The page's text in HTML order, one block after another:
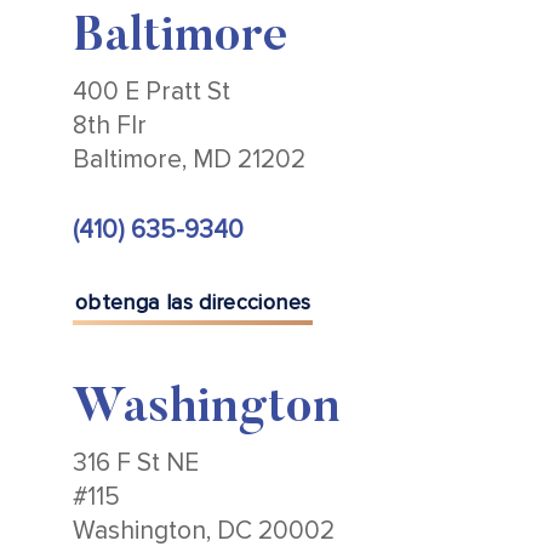
Baltimore
400 E Pratt St
8th Flr
Baltimore, MD 21202
(410) 635-9340
obtenga las direcciones
Washington
316 F St NE
#115
Washington, DC 20002